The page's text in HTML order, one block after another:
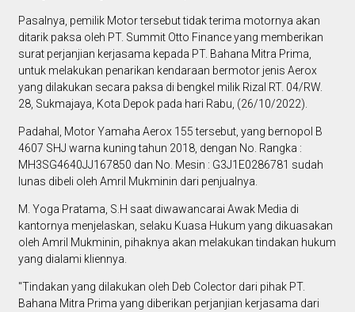
Pasalnya, pemilik Motor tersebut tidak terima motornya akan
ditarik paksa oleh PT. Summit Otto Finance yang memberikan
surat perjanjian kerjasama kepada PT. Bahana Mitra Prima,
untuk melakukan penarikan kendaraan bermotor jenis Aerox
yang dilakukan secara paksa di bengkel milik Rizal RT. 04/RW.
28, Sukmajaya, Kota Depok pada hari Rabu, (26/10/2022).
Padahal, Motor Yamaha Aerox 155 tersebut, yang bernopol B
4607 SHJ warna kuning tahun 2018, dengan No. Rangka :
MH3SG4640JJ167850 dan No. Mesin : G3J1E0286781 sudah
lunas dibeli oleh Amril Mukminin dari penjualnya.
M. Yoga Pratama, S.H saat diwawancarai Awak Media di
kantornya menjelaskan, selaku Kuasa Hukum yang dikuasakan
oleh Amril Mukminin, pihaknya akan melakukan tindakan hukum
yang dialami kliennya.
"Tindakan yang dilakukan oleh Deb Colector dari pihak PT.
Bahana Mitra Prima yang diberikan perjanjian kerjasama dari